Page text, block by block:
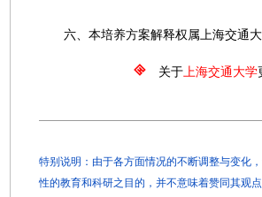
六、本培养方案解释权属上海交通大
关于上海交通大学
特别说明：由于各方面情况的不断调整与变化
性的教育和科研之目的，并不意味着赞同其观